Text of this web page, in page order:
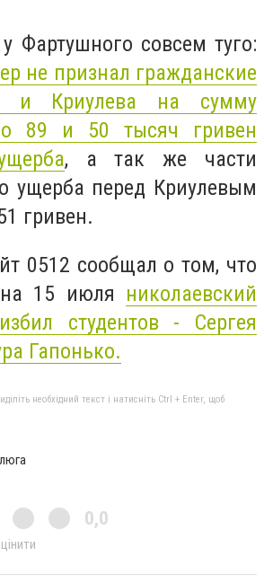
Фартушного совсем туго:
не признал гражданские
и Криулева на сумму
89 и 50 тысяч гривен
, а так же части
ущерба перед Криулевым
гривен.
0512 сообщал о том, что
15 июля николаевский
студентов - Сергея
Гапонько.
необхідний текст і натисніть Ctrl + Enter, щоб
0,0